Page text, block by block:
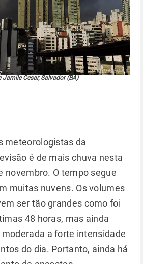
Jamile Cesar, Salvador (BA)
meteorologistas da
é de mais chuva nesta
novembro. O tempo segue
muitas nuvens. Os volumes
ser tão grandes como foi
48 horas, mas ainda
a forte intensidade
do dia. Portanto, ainda há